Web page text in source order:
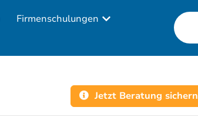
Firmenschulungen
Jetzt Beratung sichern